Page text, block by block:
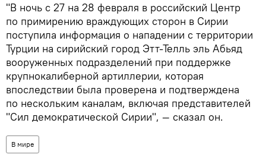
"В ночь с 27 на 28 февраля в российский Центр
по примирению враждующих сторон в Сирии
поступила информация о нападении с территории
Турции на сирийский город Этт-Телль эль Абьяд
вооруженных подразделений при поддержке
крупнокалиберной артиллерии, которая
впоследствии была проверена и подтверждена
по нескольким каналам, включая представителей
"Сил демократической Сирии", — сказал он.
В мире